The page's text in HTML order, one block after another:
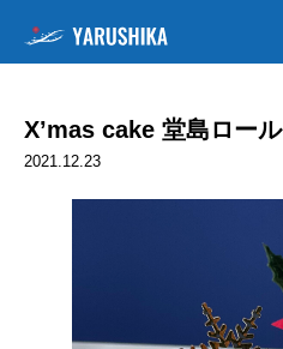
X’mas cake 堂島ロール
2021.12.23